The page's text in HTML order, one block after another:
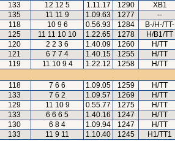
133 12 12 5 1.11.17 1290
XB1
135 11 11 9 1.09.63 1277
--
118 10 9 6 0.56.93 1284
B-/H-/TT-
125 11 11 10 10 1.22.65 1278
H/B1/TT
120 2 2 3 6 1.40.09 1260
H/TT
121 6 7 7 4 1.40.15 1255
H/TT
119 11 10 9 4 1.22.12 1258
H/TT
118 7 6 6 1.09.05 1259
H/TT
133 7 6 2 1.09.57 1269
H/TT
129 11 10 9 0.55.77 1275
H/TT
133 6 6 6 5 1.40.16 1247
H/TT
130 6 8 4 1.09.94 1247
H/TT
133 11 9 11 1.10.40 1245 H1/TT1